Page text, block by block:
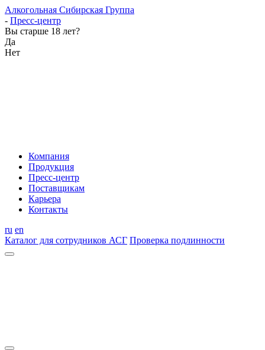
Алкогольная Сибирская Группа
- Пресс-центр
Вы старше 18 лет?
Да
Нет
Компания
Продукция
Пресс-центр
Поставщикам
Карьера
Контакты
ru en
Каталог для сотрудников АСГ Проверка подлинности